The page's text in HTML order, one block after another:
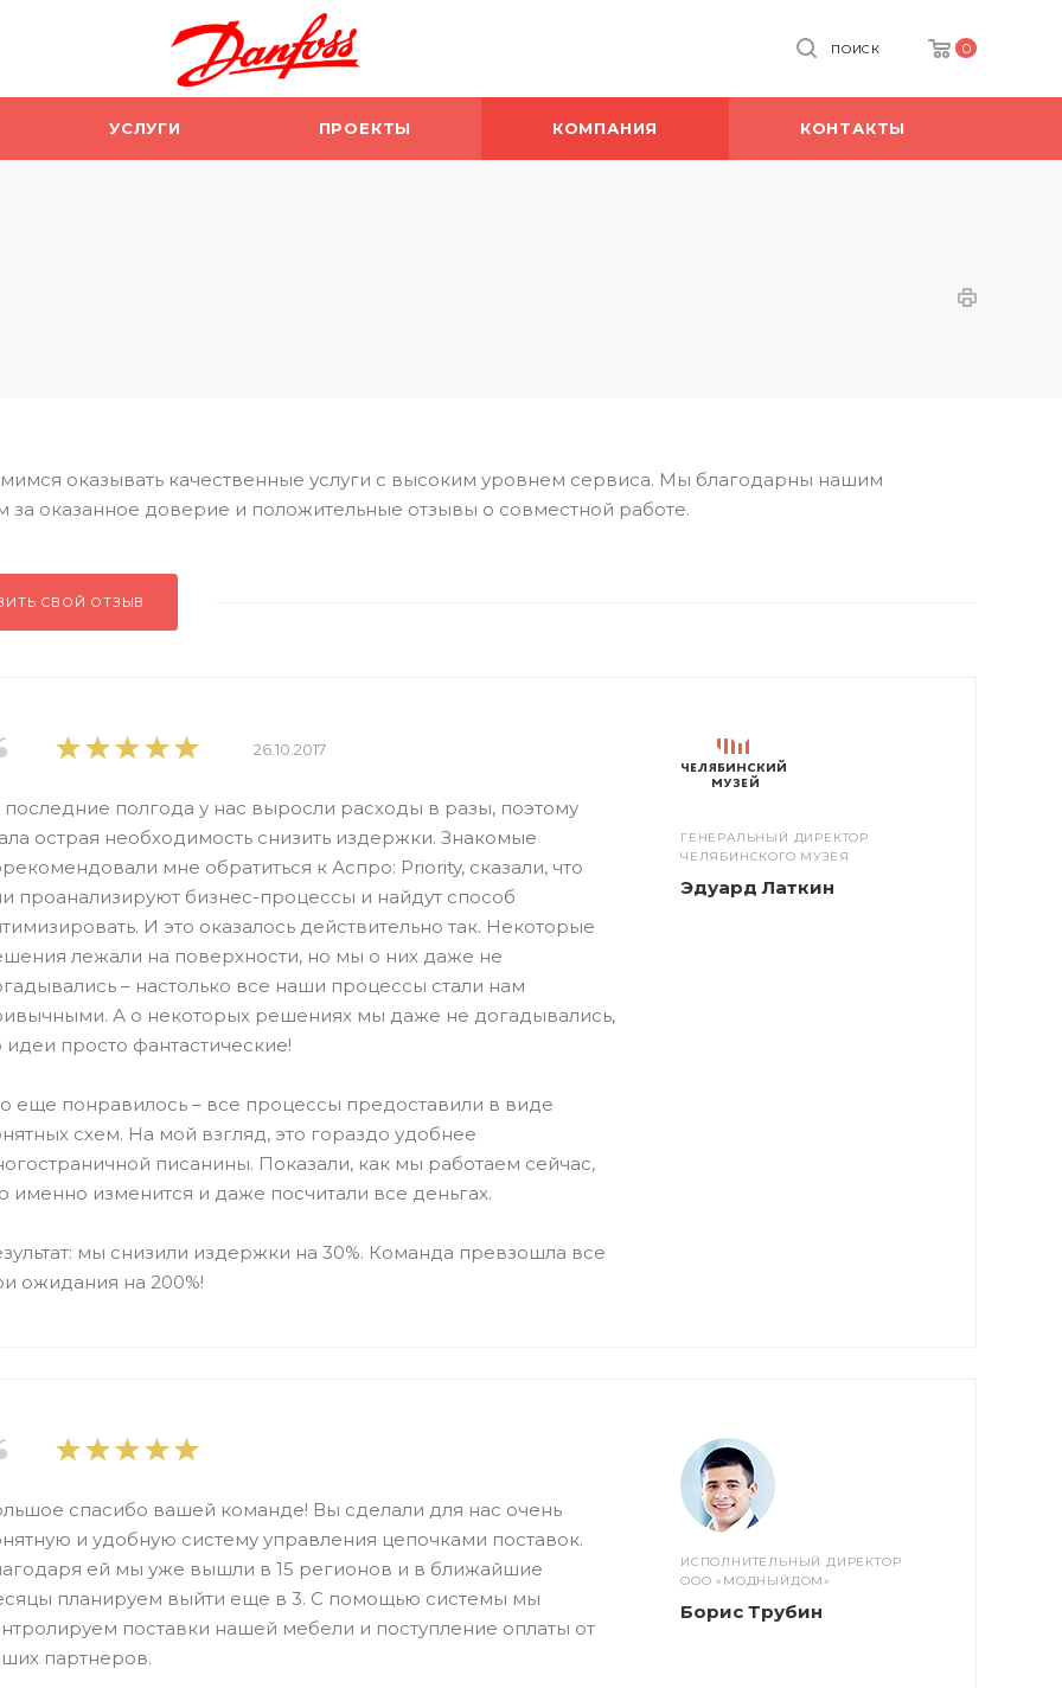
0
ПОИСК
УСЛУГИ ПРОЕКТЫ КОМПАНИЯ КОНТАКТЫ
оказывать качественные услуги с высоким уровнем сервиса. Мы благодарны нашим
за оказанное доверие и положительные отзывы о совместной работе.
СВОЙ ОТЗЫВ
ГЕНЕРАЛЬНЫЙ ДИРЕКТОР
ЧЕЛЯБИНСКОГО МУЗЕЯ
Эдуард Латкин
26.10.2017
последние полгода у нас выросли расходы в разы, поэтому
острая необходимость снизить издержки. Знакомые
мне обратиться к Аспро: Priority, сказали, что
проанализируют бизнес-процессы и найдут способ
И это оказалось действительно так. Некоторые
лежали на поверхности, но мы о них даже не
– настолько все наши процессы стали нам
А о некоторых решениях мы даже не догадывались,
идеи просто фантастические!
еще понравилось – все процессы предоставили в виде
схем. На мой взгляд, это гораздо удобнее
писанины. Показали, как мы работаем сейчас,
именно изменится и даже посчитали все деньгах.
мы снизили издержки на 30%. Команда превзошла все
ожидания на 200%!
ИСПОЛНИТЕЛЬНЫЙ ДИРЕКТОР
ООО «МОДНЫЙДОМ»
Борис Трубин
спасибо вашей команде! Вы сделали для нас очень
и удобную систему управления цепочками поставок.
ей мы уже вышли в 15 регионов и в ближайшие
планируем выйти еще в 3. С помощью системы мы
поставки нашей мебели и поступление оплаты от
партнеров.